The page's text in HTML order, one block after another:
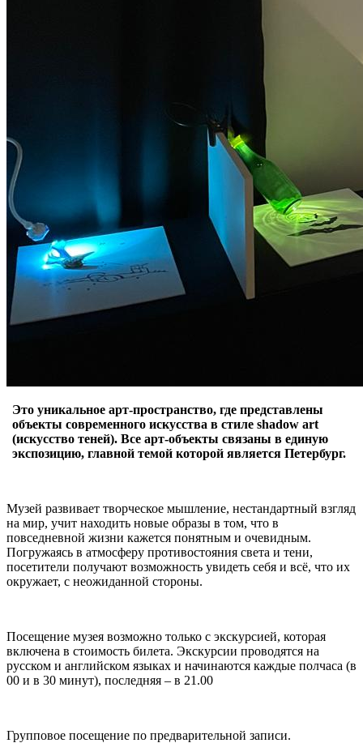
Это уникальное арт-пространство, где представлены
объекты современного искусства в стиле shadow art
(искусство теней). Все арт-объекты связаны в единую
экспозицию, главной темой которой является Петербург.
Музей развивает творческое мышление, нестандартный взгляд
на мир, учит находить новые образы в том, что в
повседневной жизни кажется понятным и очевидным.
Погружаясь в атмосферу противостояния света и тени,
посетители получают возможность увидеть себя и всё, что их
окружает, с неожиданной стороны.
Посещение музея возможно только с экскурсией, которая
включена в стоимость билета. Экскурсии проводятся на
русском и английском языках и начинаются каждые полчаса (в
00 и в 30 минут), последняя – в 21.00
Групповое посещение по предварительной записи.